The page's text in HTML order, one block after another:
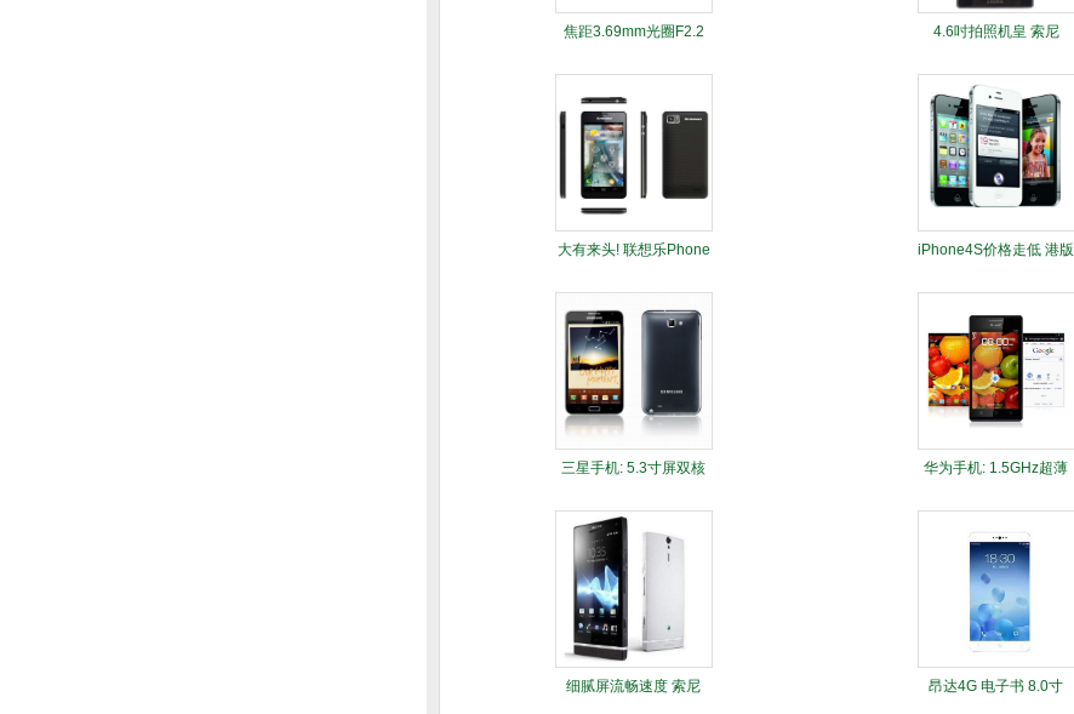
焦距3.69mm光圈F2.2 4.6吋拍照机皇 索尼
大有来头! 联想乐Phone iPhone4S价格走低 港版
三星手机: 5.3寸屏双核
3000元
华为手机: 1.5GHz超薄
到
细腻屏流畅速度 索尼 昂达4G 电子书 8.0寸